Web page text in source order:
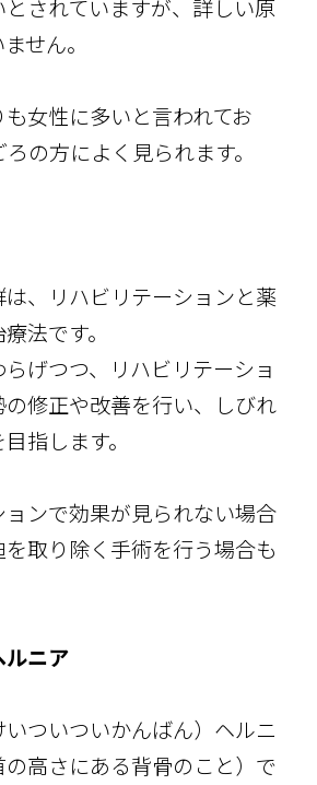
されていますが、詳しい原
せん。
女性に多いと言われてお
の方によく見られます。
、リハビリテーションと薬
法です。
げつつ、リハビリテーショ
の修正や改善を行い、しびれ
指します。
ョンで効果が見られない場合
取り除く手術を行う場合も
ニア
ついついかんばん）ヘルニ
高さにある背骨のこと）で